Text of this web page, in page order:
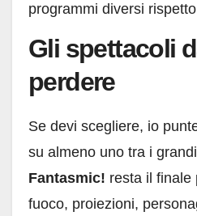
programmi diversi
Gli spettacoli
perdere
Se devi scegliere, io
su almeno uno tra i
Fantasmic! resta il finale
fuoco, proiezioni,